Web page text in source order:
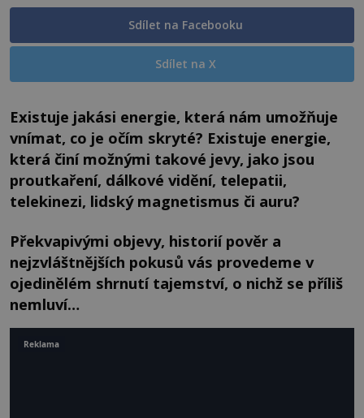
Sdílet na Facebooku
Sdílet na X
Existuje jakási energie, která nám umožňuje
vnímat, co je očím skryté? Existuje energie,
která činí možnými takové jevy, jako jsou
proutkaření, dálkové vidění, telepatii,
telekinezi, lidský magnetismus či auru?
Překvapivými objevy, historií pověr a
nejzvláštnějších pokusů vás provedeme v
ojedinělém shrnutí tajemství, o nichž se příliš
nemluví…
Reklama